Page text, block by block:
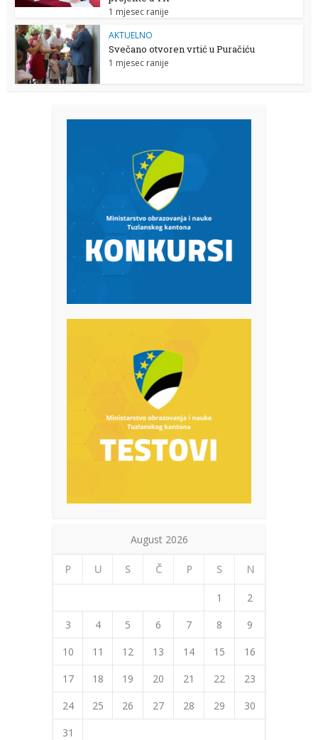
1 mjesec ranije
AKTUELNO
Svečano otvoren vrtić u Puračiću
1 mjesec ranije
August 2026
P U S Č P S N
1
2
3
4 5 6 7 8
9
10
11 12 13 14 15
16
17
18 19 20 21 22
23
24
25 26 27 28 29
30
31